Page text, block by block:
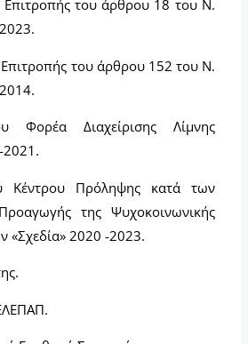
Επιτροπής του άρθρου 18 του Ν.
του άρθρου 152 του Ν.
Φορέα Διαχείρισης Λίμνης
2021.
Κέντρου Πρόληψης κατά των
της Ψυχοκοινωνικής
«Σχεδία» 2020 -2023.